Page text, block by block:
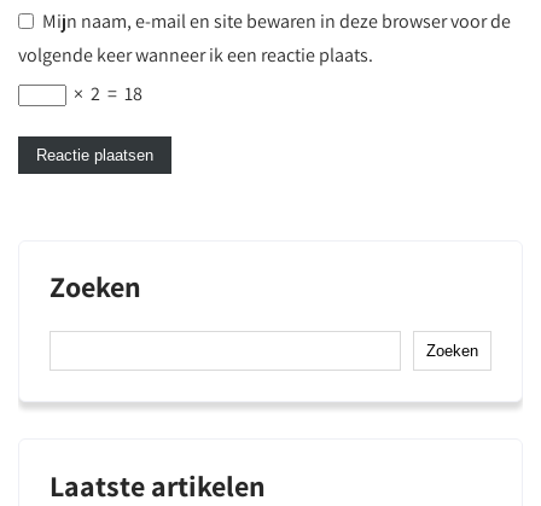
Mijn naam, e-mail en site bewaren in deze browser voor de
volgende keer wanneer ik een reactie plaats.
× 2 = 18
Zoeken
Zoeken
Laatste artikelen